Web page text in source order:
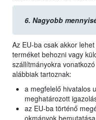
6. Nagyobb
Az EU-ba csak akkor
terméket behozni vagy
szállítmányokra
alábbiak tartoznak:
a megfelelő hivatalos
meghatározott
az EU-ba történő